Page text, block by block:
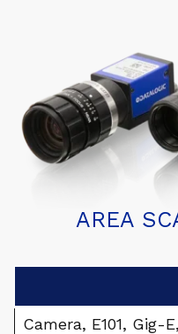
AREA
Camera, E101, Gig-